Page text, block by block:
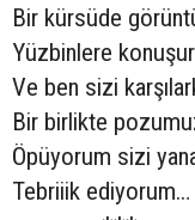
Bir kürsüde
Yüzbinlere
Ve ben sizi
Bir birlikte
Öpüyorum sizi
Tebriiik ediyorum…